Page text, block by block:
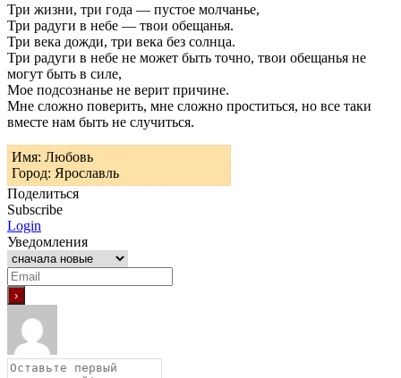
Три жизни, три года — пустое молчанье,
Три радуги в небе — твои обещанья.
Три века дожди, три века без солнца.
Три радуги в небе не может быть точно, твои обещанья не
могут быть в силе,
Мое подсознанье не верит причине.
Мне сложно поверить, мне сложно проститься, но все таки
вместе нам быть не случиться.
Имя: Любовь
Город: Ярославль
Поделиться
Subscribe
Login
Уведомления